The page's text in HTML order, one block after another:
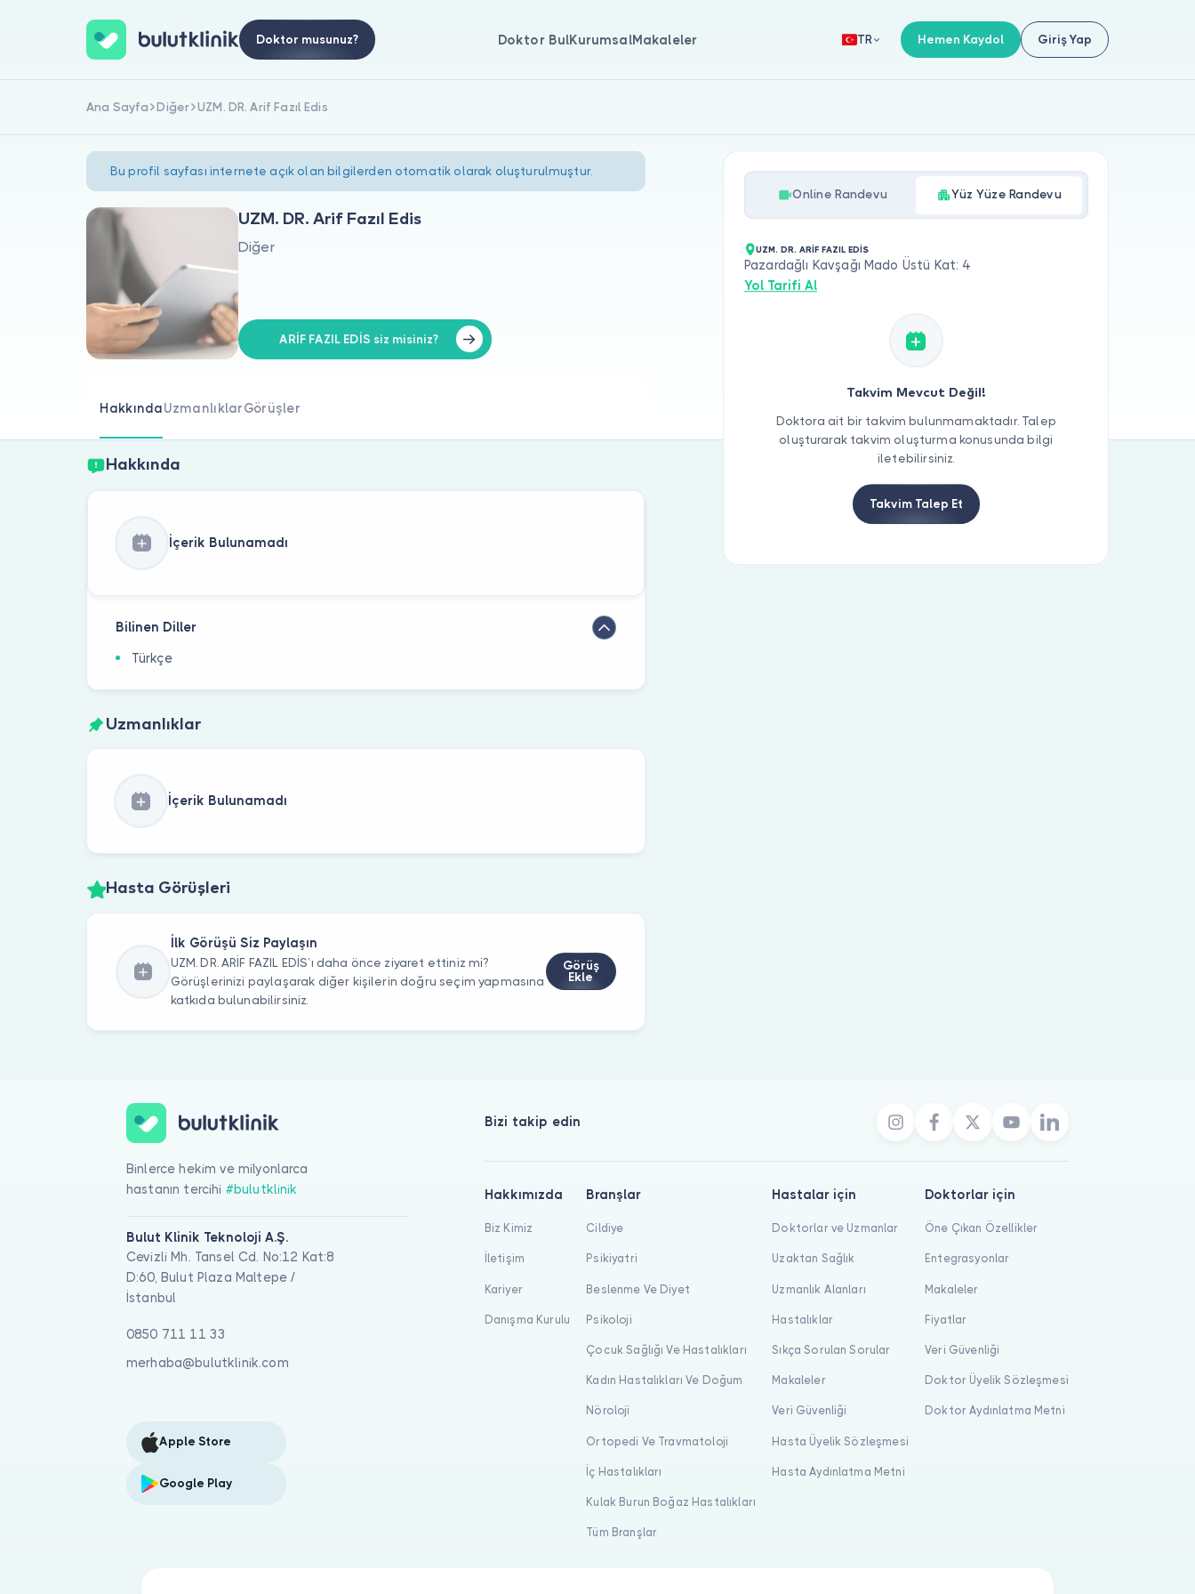
Doktor musunuz? Doktor BulKurumsalMakaleler TR Hemen Kaydol Giriş Yap
Ana Sayfa Diğer UZM. DR. Arif Fazıl Edis
Bu profil sayfası internete açık olan bilgilerden otomatik olarak oluşturulmuştur.
UZM. DR. Arif Fazıl Edis
Diğer
ARİF FAZIL EDİS siz misiniz?
HakkındaUzmanlıklarGörüşler
Hakkında
İçerik Bulunamadı
Bilinen Diller
Türkçe
Uzmanlıklar
İçerik Bulunamadı
Hasta Görüşleri
İlk Görüşü Siz Paylaşın
UZM. DR. ARİF FAZIL EDİS’ı daha önce ziyaret ettiniz mi?
Görüşlerinizi paylaşarak diğer kişilerin doğru seçim yapmasına
katkıda bulunabilirsiniz.
Görüş
Ekle
Online Randevu Yüz Yüze Randevu
UZM. DR. ARİF FAZIL EDİS
Pazardağlı Kavşağı Mado Üstü Kat: 4
Yol Tarifi Al
Takvim Mevcut Değil!
Doktora ait bir takvim bulunmamaktadır. Talep
oluşturarak takvim oluşturma konusunda bilgi
iletebilirsiniz.
Takvim Talep Et
Binlerce hekim ve milyonlarca
hastanın tercihi #bulutklinik
Bulut Klinik Teknoloji A.Ş.
Cevizli Mh. Tansel Cd. No:12 Kat:8
D:60, Bulut Plaza Maltepe /
İstanbul
0850 711 11 33
merhaba@bulutklinik.com
Apple Store
Google Play
Bizi takip edin
Hakkımızda
Biz Kimiz
İletişim
Kariyer
Danışma Kurulu
Branşlar
Cildiye
Psikiyatri
Beslenme Ve Diyet
Psikoloji
Çocuk Sağlığı Ve Hastalıkları
Kadın Hastalıkları Ve Doğum
Nöroloji
Ortopedi Ve Travmatoloji
İç Hastalıkları
Kulak Burun Boğaz Hastalıkları
Tüm Branşlar
Hastalar için
Doktorlar ve Uzmanlar
Uzaktan Sağlık
Uzmanlık Alanları
Hastalıklar
Sıkça Sorulan Sorular
Makaleler
Veri Güvenliği
Hasta Üyelik Sözleşmesi
Hasta Aydınlatma Metni
Doktorlar için
Öne Çıkan Özellikler
Entegrasyonlar
Makaleler
Fiyatlar
Veri Güvenliği
Doktor Üyelik Sözleşmesi
Doktor Aydınlatma Metni